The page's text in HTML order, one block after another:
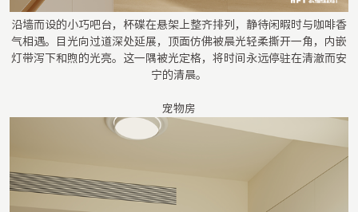
沿墙而设的小巧吧台，杯碟在悬架上整齐排列，静待闲暇时与咖啡香
气相遇。目光向过道深处延展，顶面仿佛被晨光轻柔撕开一角，内嵌
灯带泻下和煦的光亮。这一隅被光定格，将时间永远停驻在清澈而安
宁的清晨。
宠物房